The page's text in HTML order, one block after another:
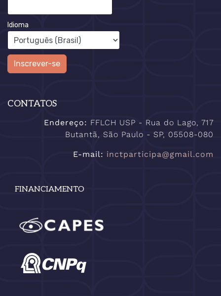
Idioma
CONTATOS
Endereço: FFLCH USP - Rua do Lago, 717
Butantã, São Paulo - SP, 05508-080
E-mail: inctparticipa@gmail.com
FINANCIAMENTO